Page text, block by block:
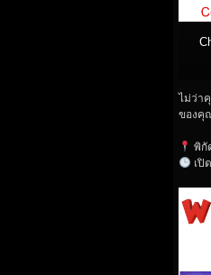
ไม่ว่า
ของคุ
พิกั
เปิ